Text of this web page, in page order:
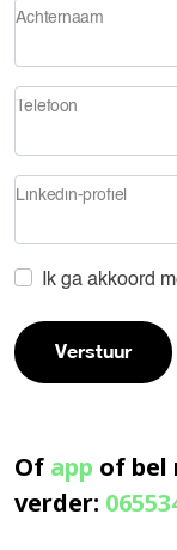
Achternaam
Telefoon
Linkedin-profiel
Ik ga akkoord
Verstuur
Of app of bel
verder: